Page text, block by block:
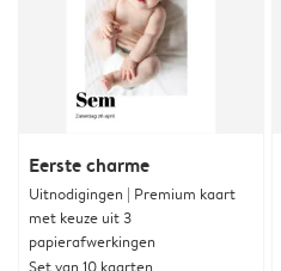
Eerste charme
Uitnodigingen | Premium kaart
met keuze uit 3
papierafwerkingen
Set van 10 kaarten